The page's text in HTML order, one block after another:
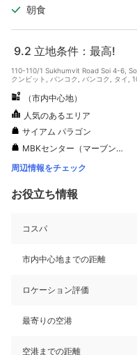
朝食
9.2 立地条件：最高!
110-110/1 Sukhumvit Road Soi 4-6,
クンビット, バンコク, バンコク, タイ,
（市内中心地）
人気のあるエリア
サイアム パラゴン
MBKセンター（マーブンクロンセンター）
周辺情報をチェック
お役立ち情報
コスパ
市内中心地までの距離
ロケーション評価
最寄りの空港
空港までの距離